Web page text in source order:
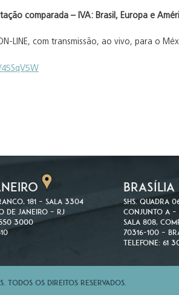
comparada – IVA: Brasil, Europa e
LINE, com transmissão, ao vivo, para o
181 – Sala 3304
de Janeiro – RJ
3000
BRASÍLIA
SHS. Quadra
Conjunto A –
Sala 808,
70316-100 –
Telefone: 61
Todos os direitos reservados.